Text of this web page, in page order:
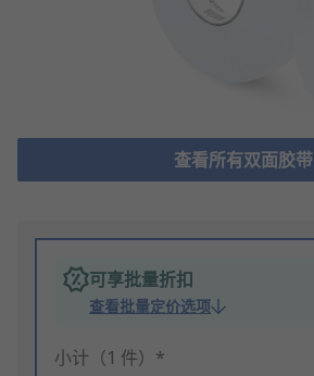
查看所有双面胶带
可享批量折扣
查看批量定价选项
小计（1 件）*